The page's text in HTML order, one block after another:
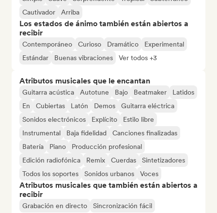
Cautivador
Arriba
Los estados de ánimo también están abiertos a
recibir
Contemporáneo Curioso Dramático
Experimental
Estándar
Buenas vibraciones Ver todos +3
Atributos musicales que le encantan
Guitarra acústica Autotune Bajo Beatmaker
Latidos
En
Cubiertas Latón Demos
Guitarra eléctrica
Sonidos electrónicos
Explícito
Estilo libre
Instrumental
Baja fidelidad
Canciones finalizadas
Batería
Piano
Producción profesional
Edición radiofónica
Remix Cuerdas
Sintetizadores
Todos los soportes
Sonidos urbanos Voces
Atributos musicales que también están abiertos a
recibir
Grabación en directo Sincronización fácil